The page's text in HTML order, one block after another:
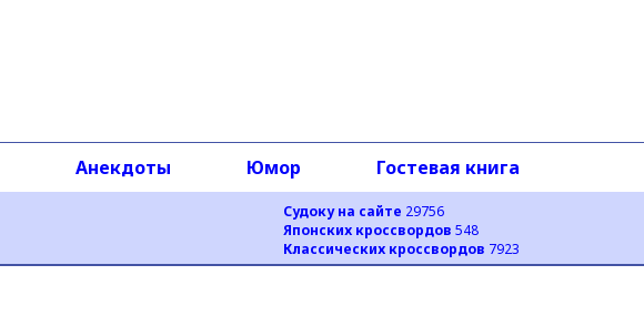
Судоку на сайте 29756
Японских кроссвордов 548
Классических кроссвордов 7923
Анекдоты Юмор Гостевая книга